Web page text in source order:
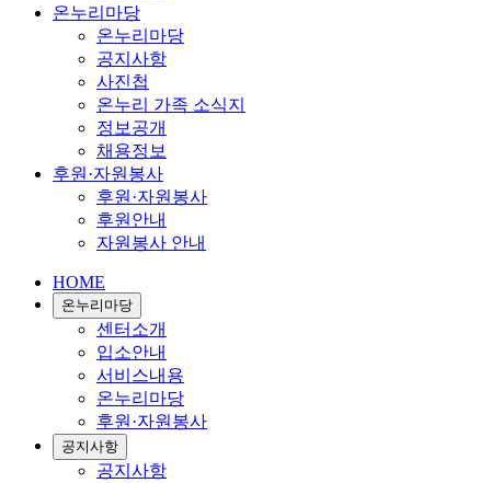
온누리마당
온누리마당
공지사항
사진첩
온누리 가족 소식지
정보공개
채용정보
후원·자원봉사
후원·자원봉사
후원안내
자원봉사 안내
HOME
온누리마당
센터소개
입소안내
서비스내용
온누리마당
후원·자원봉사
공지사항
공지사항